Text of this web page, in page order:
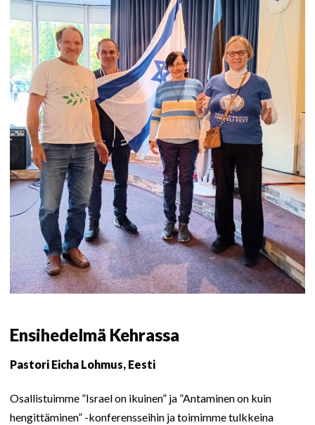
Ensihedelmä Kehrassa
Pastori Eicha Lohmus, Eesti
Osallistuimme ”Israel on ikuinen” ja ”Antaminen on kuin
hengittäminen” -konferensseihin ja toimimme tulkkeina